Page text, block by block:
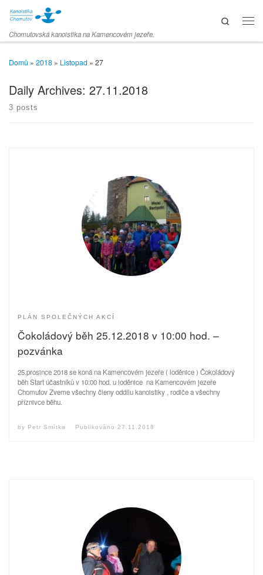
Skip to content
Chomutovská kanoistika na Kamencovém jezeře.
Search
Domů » 2018 » Listopad » 27
Daily Archives: 27.11.2018
3 posts
PLÁN SPOLEČNÝCH AKCÍ
Čokoládový běh 25.12.2018 v 10:00 hod. –
pozvánka
25.prosince 2018 se koná na Kamencovém jezeře ( loděnice ) Čokoládový
běh Start účastníků v 10:00 hod. u loděnice na Kamencovém jezeře
Chomutov Zveme všechny členy oddílu kanoistiky , rodiče a všechny
příznivce běhu.
by Petr Smítka Publikováno 27.11.2018